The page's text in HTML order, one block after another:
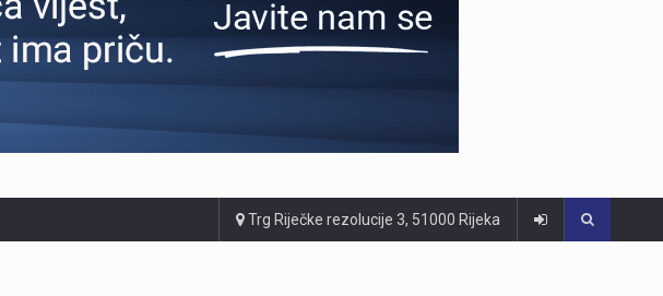
Trg Riječke rezolucije 3, 51000 Rijeka